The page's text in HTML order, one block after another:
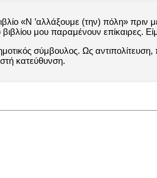
«Ν ’αλλάξουμε (την) πόλη» πριν
μου παραμένουν επίκαιρες.
σύμβουλος. Ως
κατεύθυνση.